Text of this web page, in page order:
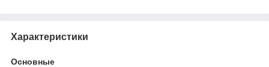
Характеристики
Основные